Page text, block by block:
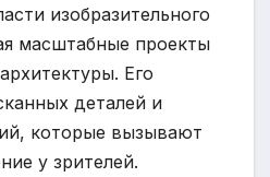
изобразительного
масштабные проекты
Его
деталей и
которые вызывают
у зрителей.